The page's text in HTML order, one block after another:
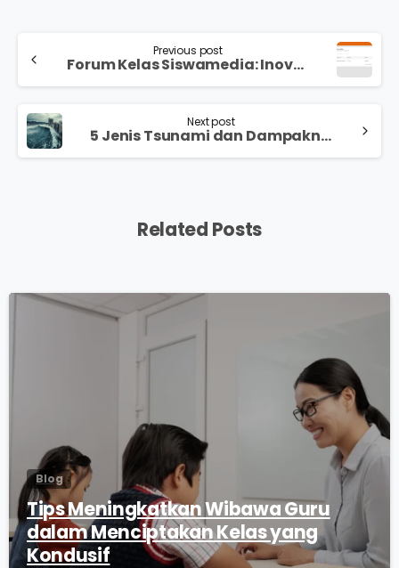
Previous post
Forum Kelas Siswamedia: Inovasi Pembelajaran Modern yang Tingkatkan Interaksi Siswa dan Guru
Next post
5 Jenis Tsunami dan Dampaknya bagi Wilayah Rawan
Related Posts
Blog
Tips Meningkatkan Wibawa Guru
dalam Menciptakan Kelas yang
Kondusif